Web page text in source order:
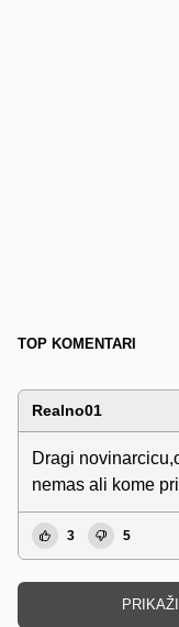
TOP KOMENTARI
Realno01
Dragi
nemas ali kome
3 5